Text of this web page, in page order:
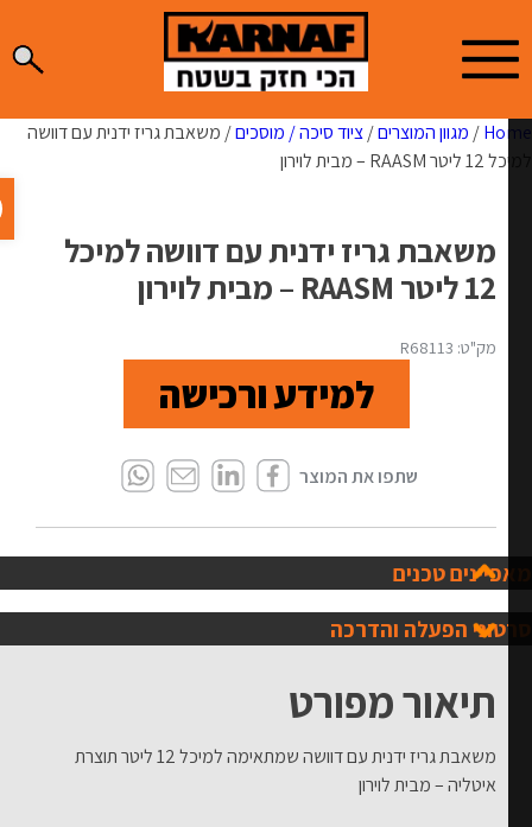
/מגוון המוצרים/ציוד סיכה / מוסכים/ משאבת גריז ידנית עם דוושה
משאבת גריז ידנית עם דוושה למיכל
12 ליטר RAASM – מבית לוירון
מק"ט: R68113
למידע ורכישה
טכנים
הפעלה והדרכה
תיאור מפורט
משאבת גריז ידנית עם דוושה שמתאימה למיכל 12 ליטר תוצרת
איטליה – מבית לוירון